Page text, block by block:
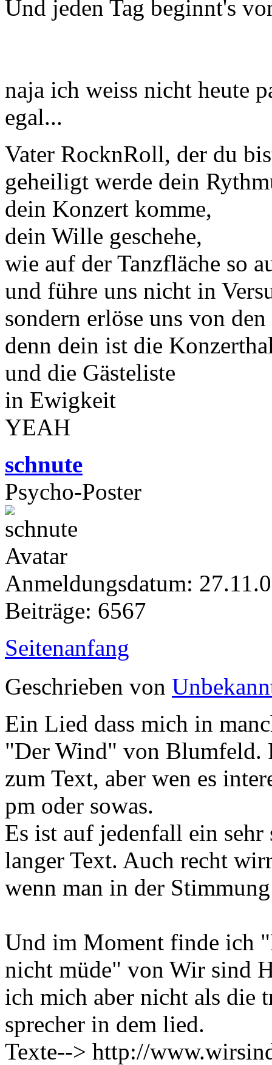
Und jeden Tag beginnt's
naja ich weiss nicht heute
egal...
Vater RocknRoll, der du
geheiligt werde dein
dein Konzert komme,
dein Wille geschehe,
wie auf der Tanzfläche so
und führe uns nicht in
sondern erlöse uns von
denn dein ist die
und die Gästeliste
in Ewigkeit
YEAH
schnute
Psycho-Poster
Anmeldungsdatum:
Beiträge: 6567
Seitenanfang
Geschrieben von
Ein Lied dass mich in
"Der Wind" von Blumfeld.
zum Text, aber wen es
pm oder sowas.
Es ist auf jedenfall ein
langer Text. Auch recht
wenn man in der
Und im Moment finde ich
nicht müde" von Wir sind
ich mich aber nicht als die
sprecher in dem lied.
Texte--> http://